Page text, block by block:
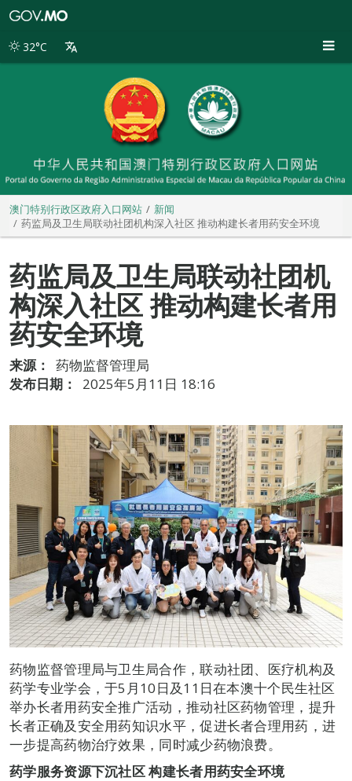
别
32°C
澳门特别行政区政府入口网站
新闻
药监局及卫生局联动社团机构深入社区 推动构建长者用药安全环境
药监局及卫生局联动社团机
构深入社区 推动构建长者用
药安全环境
来源：
药物监督管理局
发布日期：
2025年5月11日 18:16
药物监督管理局与卫生局合作，联动社团、医疗机构及
药学专业学会，于5月10日及11日在本澳十个民生社区
举办长者用药安全推广活动，推动社区药物管理，提升
长者正确及安全用药知识水平，促进长者合理用药，进
一步提高药物治疗效果，同时减少药物浪费。
药学服务资源下沉社区构建长者用药安全环境